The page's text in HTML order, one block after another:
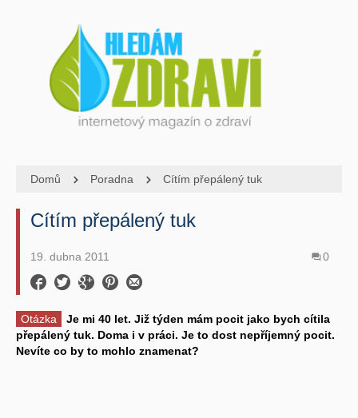
Domů Poradna Cítím přepálený tuk
Cítím přepálený tuk
19. dubna 2011 0
Otázka
Je mi 40 let. Již týden mám pocit jako bych cítila
přepálený tuk. Doma i v práci. Je to dost nepříjemný pocit.
Nevíte co by to mohlo znamenat?